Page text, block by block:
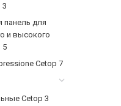
3
панель для
и высокого
5
Cetop 7
Cetop 3